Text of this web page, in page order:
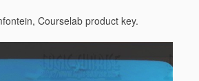
Courselab product key.